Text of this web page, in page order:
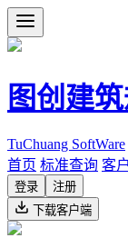
图创建
TuChuang SoftWare
首页 标准查询 客
登录
注册
下载客户端